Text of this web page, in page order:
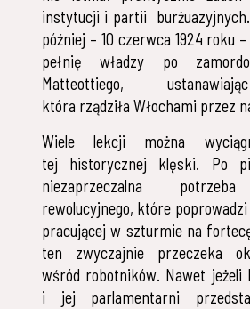
instytucji i partii burżuazyjnych.
później – 10 czerwca 1924 roku
pełnię władzy po
Matteottiego,
która rządziła Włochami przez
Wiele lekcji można
tej historycznej klęski. Po
niezaprzeczalna
rewolucyjnego, które
pracującej w szturmie na
ten zwyczajnie przeczeka
wśród robotników. Nawet jeżeli
i jej parlamentarni